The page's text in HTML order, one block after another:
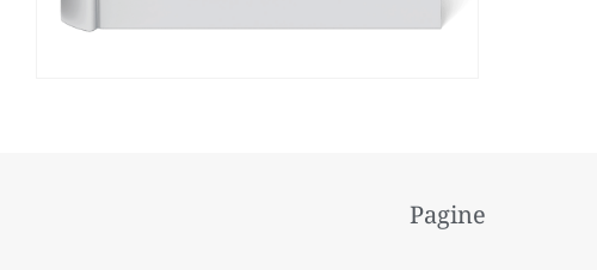
Pagine